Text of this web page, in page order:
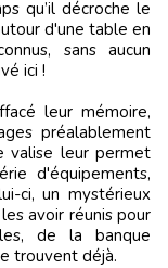
qu’il décroche le
d'une table en
sans aucun
ici !
leur mémoire,
préalablement
valise leur permet
d'équipements,
ci, un mystérieux
avoir réunis pour
de la banque
trouvent déjà.